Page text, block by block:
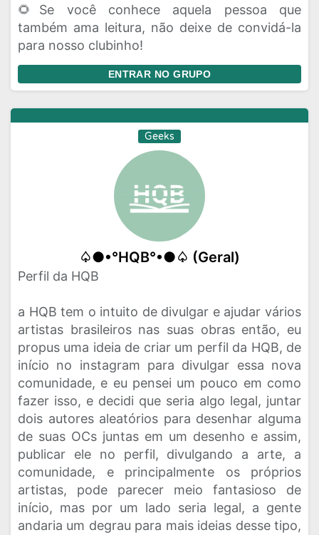
🌻Se você conhece aquela pessoa que
também ama leitura, não deixe de convidá-la
para nosso clubinho!
ENTRAR NO GRUPO
Geeks
♤●•°HQB°•●♤ (Geral)
Perfil da HQB
a HQB tem o intuito de divulgar e ajudar vários
artistas brasileiros nas suas obras então, eu
propus uma ideia de criar um perfil da HQB, de
início no instagram para divulgar essa nova
comunidade, e eu pensei um pouco em como
fazer isso, e decidi que seria algo legal, juntar
dois autores aleatórios para desenhar alguma
de suas OCs juntas em um desenho e assim,
publicar ele no perfil, divulgando a arte, a
comunidade, e principalmente os próprios
artistas, pode parecer meio fantasioso de
início, mas por um lado seria legal, a gente
andaria um degrau para mais ideias desse tipo,